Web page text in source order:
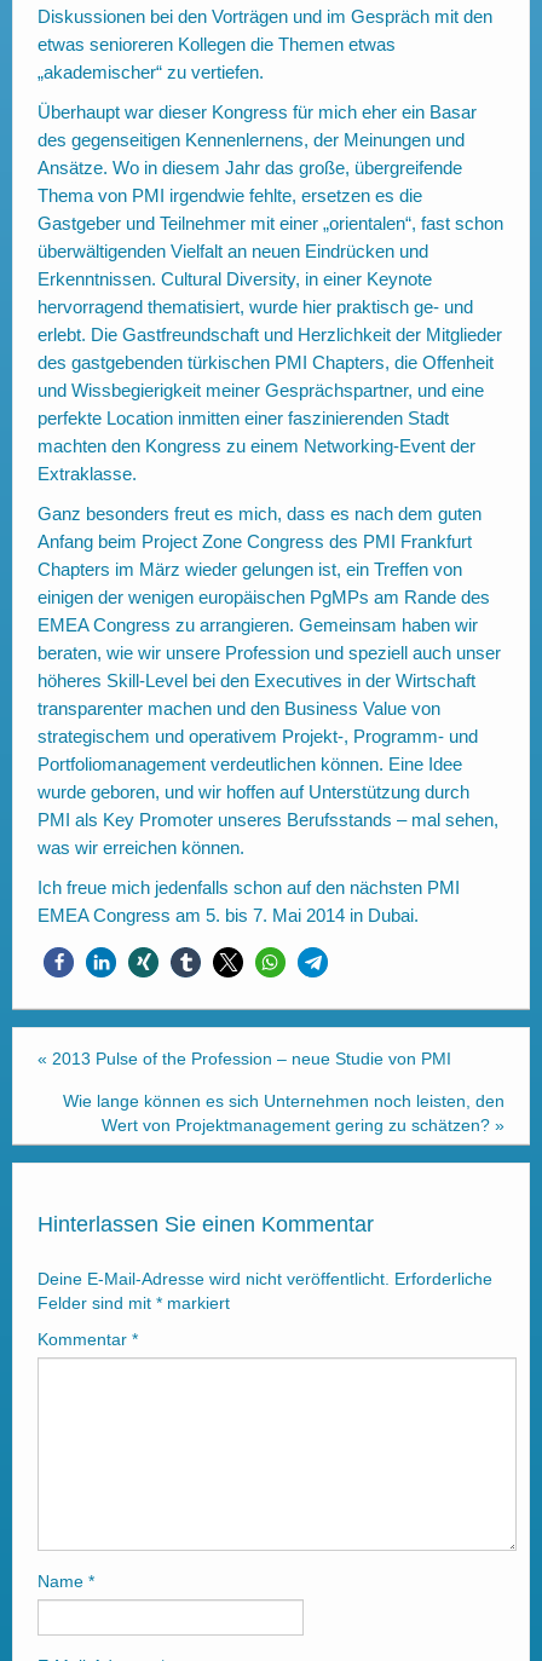
Diskussionen bei den Vorträgen und im Gespräch mit den
etwas senioreren Kollegen die Themen etwas
„akademischer“ zu vertiefen.
Überhaupt war dieser Kongress für mich eher ein Basar
des gegenseitigen Kennenlernens, der Meinungen und
Ansätze. Wo in diesem Jahr das große, übergreifende
Thema von PMI irgendwie fehlte, ersetzen es die
Gastgeber und Teilnehmer mit einer „orientalen“, fast schon
überwältigenden Vielfalt an neuen Eindrücken und
Erkenntnissen. Cultural Diversity, in einer Keynote
hervorragend thematisiert, wurde hier praktisch ge- und
erlebt. Die Gastfreundschaft und Herzlichkeit der Mitglieder
des gastgebenden türkischen PMI Chapters, die Offenheit
und Wissbegierigkeit meiner Gesprächspartner, und eine
perfekte Location inmitten einer faszinierenden Stadt
machten den Kongress zu einem Networking-Event der
Extraklasse.
Ganz besonders freut es mich, dass es nach dem guten
Anfang beim Project Zone Congress des PMI Frankfurt
Chapters im März wieder gelungen ist, ein Treffen von
einigen der wenigen europäischen PgMPs am Rande des
EMEA Congress zu arrangieren. Gemeinsam haben wir
beraten, wie wir unsere Profession und speziell auch unser
höheres Skill-Level bei den Executives in der Wirtschaft
transparenter machen und den Business Value von
strategischem und operativem Projekt-, Programm- und
Portfoliomanagement verdeutlichen können. Eine Idee
wurde geboren, und wir hoffen auf Unterstützung durch
PMI als Key Promoter unseres Berufsstands – mal sehen,
was wir erreichen können.
Ich freue mich jedenfalls schon auf den nächsten PMI
EMEA Congress am 5. bis 7. Mai 2014 in Dubai.
« 2013 Pulse of the Profession – neue Studie von PMI
Wie lange können es sich Unternehmen noch leisten, den
Wert von Projektmanagement gering zu schätzen? »
Hinterlassen Sie einen Kommentar
Deine E-Mail-Adresse wird nicht veröffentlicht. Erforderliche
Felder sind mit * markiert
Kommentar *
Name *